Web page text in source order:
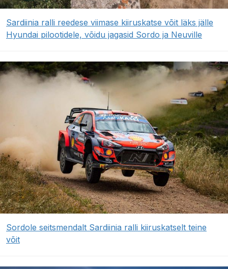
Sardiinia ralli reedese viimase kiiruskatse võit läks jälle
Hyundai pilootidele, võidu jagasid Sordo ja Neuville
Sordole seitsmendalt Sardiinia ralli kiiruskatselt teine
võit